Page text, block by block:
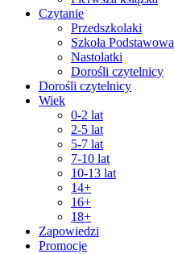
Czytanie
Przedszkolaki
Szkoła Podstawowa
Nastolatki
Dorośli czytelnicy
Dorośli czytelnicy
Wiek
0-2 lat
2-5 lat
5-7 lat
7-10 lat
10-13 lat
14+
16+
18+
Zapowiedzi
Promocje